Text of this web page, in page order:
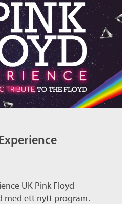
UK Pink Floyd
med ett nytt program.